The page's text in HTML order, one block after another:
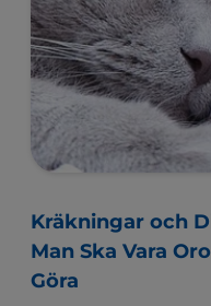
Kräkningar och
Man Ska Vara
Göra